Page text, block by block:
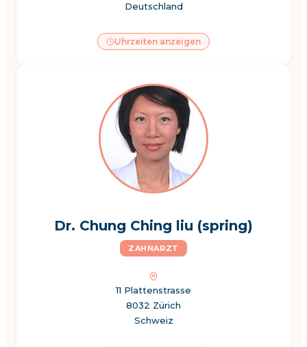
Deutschland
Uhrzeiten anzeigen
Dr. Chung Ching liu (spring)
ZAHNARZT
11 Plattenstrasse
8032 Zürich
Schweiz